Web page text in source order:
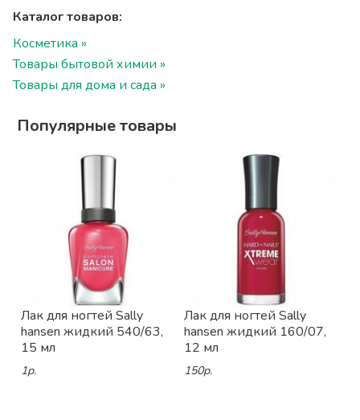
Каталог товаров:
Косметика »
Товары бытовой химии »
Товары для дома и сада »
Популярные товары
Лак для ногтей Sally
hansen жидкий 540/63,
15 мл
1р.
Лак для ногтей Sally
hansen жидкий 160/07,
12 мл
150р.